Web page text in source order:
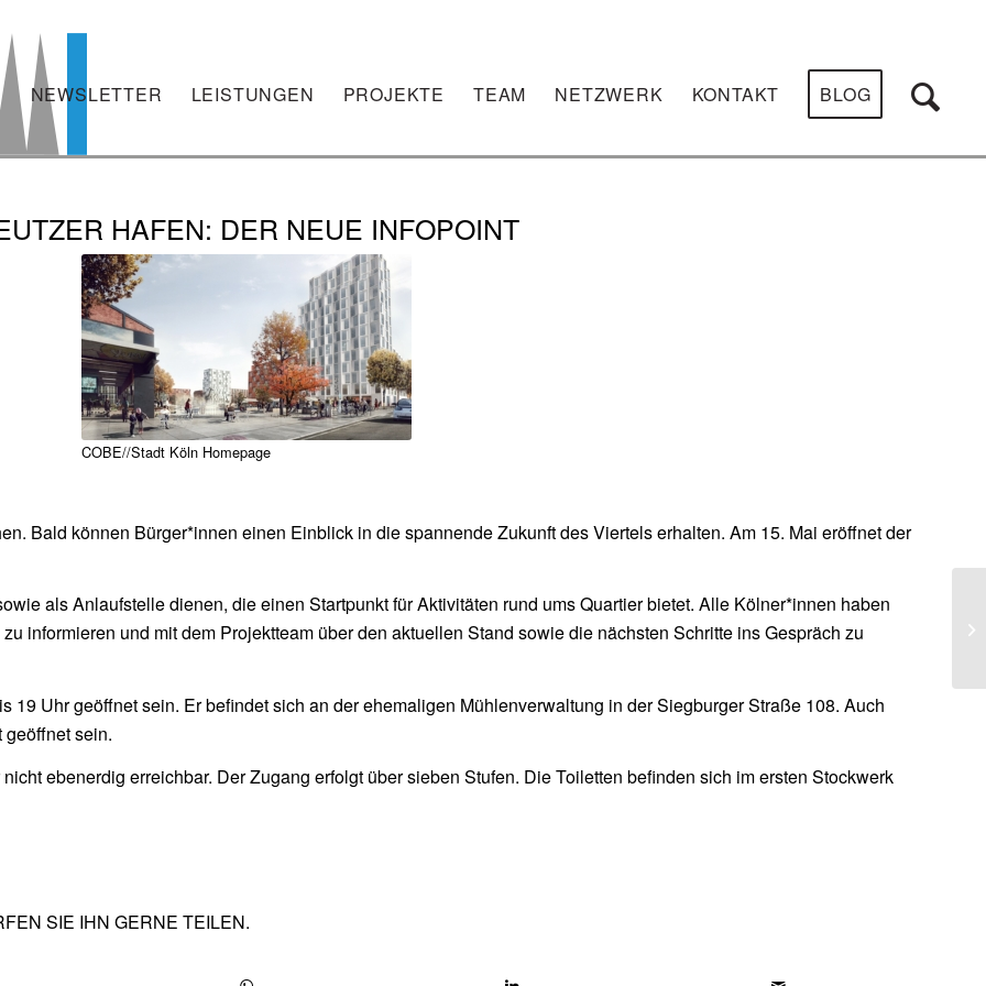
NEWSLETTER LEISTUNGEN PROJEKTE TEAM NETZWERK KONTAKT BLOG
HAFEN: DER NEUE INFOPOINT
COBE//Stadt Köln Homepage
Bald können Bürger*innen einen Einblick in die spannende Zukunft des Viertels erhalten. Am 15. Mai eröffnet der
als Anlaufstelle dienen, die einen Startpunkt für Aktivitäten rund ums Quartier bietet. Alle Kölner*innen haben
informieren und mit dem Projektteam über den aktuellen Stand sowie die nächsten Schritte ins Gespräch zu
19 Uhr geöffnet sein. Er befindet sich an der ehemaligen Mühlenverwaltung in der Siegburger Straße 108. Auch
geöffnet sein.
ebenerdig erreichbar. Der Zugang erfolgt über sieben Stufen. Die Toiletten befinden sich im ersten Stockwerk
SIE IHN GERNE TEILEN.